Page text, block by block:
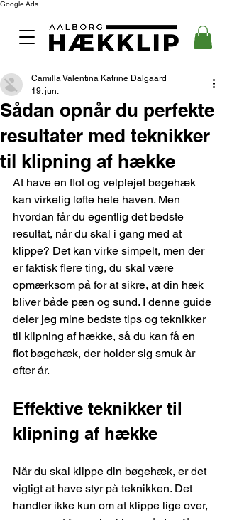
Google Ads
Sådan opnår du perfekte
resultater med teknikker
til klipning af hække
Camilla Valentina Katrine Dalgaard
19. jun.
At have en flot og velplejet bøgehæk
kan virkelig løfte hele haven. Men
hvordan får du egentlig det bedste
resultat, når du skal i gang med at
klippe? Det kan virke simpelt, men der
er faktisk flere ting, du skal være
opmærksom på for at sikre, at din hæk
bliver både pæn og sund. I denne guide
deler jeg mine bedste tips og teknikker
til klipning af hække, så du kan få en
flot bøgehæk, der holder sig smuk år
efter år.
Effektive teknikker til
klipning af hække
Når du skal klippe din bøgehæk, er det
vigtigt at have styr på teknikken. Det
handler ikke kun om at klippe lige over,